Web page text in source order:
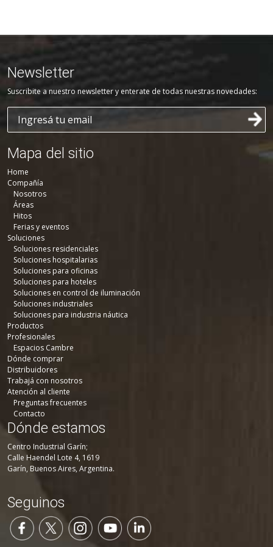
Newsletter
Suscribite a nuestro newsletter y enterate de todas nuestras novedades:
Mapa del sitio
Home
Compañía
Nosotros
Áreas
Hitos
Ferias y eventos
Soluciones
Soluciones residenciales
Soluciones hospitalarias
Soluciones para oficinas
Soluciones para hoteles
Soluciones en control de iluminación
Soluciones industriales
Soluciones para industria náutica
Productos
Profesionales
Espacios Cambre
Dónde comprar
Distribuidores
Trabajá con nosotros
Atención al cliente
Preguntas frecuentes
Contacto
Dónde estamos
Centro Industrial Garín;
Calle Haendel Lote 4, 1619
Garín, Buenos Aires, Argentina.
Seguinos